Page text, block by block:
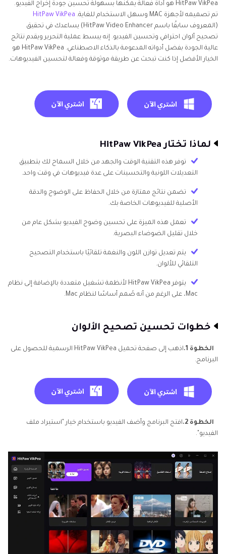
HitPaw VikPea هو أداة فعالة يمكنها بسهولة تحسين جودة إخراج الفيديو.
تم تصميمه لأجهزة MAC وسهل الاستخدام للغاية.
HitPaw VikPea
(المعروف سابقًا باسم HitPaw Video Enhancer) يساعدك في تحقيق
تصحيح ألوان احترافي وتحسين الفيديو. إنه يبسط عملية التحرير ويقدم نتائج
عالية الجودة بفضل أدواته المدعومة بالذكاء الاصطناعي. HitPaw VikPea هو
الخيار الأفضل إذا كنت تبحث عن طريقة موثوقة وفعالة لتحسين الفيديوهات.
لماذا تختار HitPaw VikPea
توفر هذه التقنية الوقت والجهد من خلال السماح لك بتطبيق
التعديلات اللونية والتحسينات على عدة فيديوهات في وقت واحد.
تضمن نتائج ممتازة من خلال الحفاظ على الوضوح والدقة
الأصلية للفيديوهات الخاصة بك.
تعمل هذه الميزة على تحسين وضوح الفيديو بشكل عام من
خلال تقليل الضوضاء البصرية.
يتم تعديل توازن اللون والنغمة تلقائيًا باستخدام التصحيح
التلقائي للألوان.
يتوفر HitPaw VikPea لأنظمة تشغيل متعددة بالإضافة إلى نظام
Mac، على الرغم من أنه صُمم أساسًا لنظام Mac.
خطوات تحسين تصحيح الألوان
الخطوة 1.
اذهب إلى صفحة تحميل HitPaw VikPea الرسمية للحصول على
البرنامج.
الخطوة 2.
افتح البرنامج وأضف الفيديو باستخدام خيار "استيراد ملف
الفيديو".